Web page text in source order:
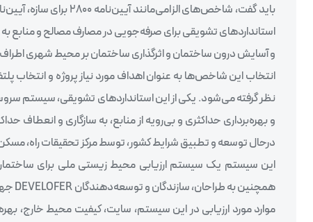
باید گفت، شاخص‌های
استانداردهای تشویقی برای صرفه‌جویی در مصارف مصالح و
و آسایش درون ساختمان و اثرگذاری ساختمان بر محیط شهری
انتخاب این شاخص‌ها به عنوان اهداف مورد نیاز پروژه و انتخاب
نظر گرفته می‌شود. یکی از این استانداردهای تشویقی، سیستم
و بهره‌برداری حداکثری و بی‌رویه از منابع، به سازگاری و انعطاف
درحال توسعه و تطبیق شرایط کشور، توسط مرکز تحقیقات راه،
این سیستم یک سیستم ارزیابی محیط زیستی ملی برای
همچنین به طراحان، سازندگان و توسعه‌دهندگان DEVELOFER جهت انتخاب‌های منطقی بر اساس تاثیرات محیط زیستی کمک می‌کند.
موارد مورد ارزیابی در این سیستم، سایت، کیفیت محیط خارج،